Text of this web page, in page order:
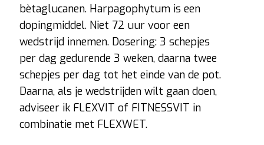
bètaglucanen. Harpagophytum is een
dopingmiddel. Niet 72 uur voor een
wedstrijd innemen. Dosering: 3 schepjes
per dag gedurende 3 weken, daarna twee
schepjes per dag tot het einde van de pot.
Daarna, als je wedstrijden wilt gaan doen,
adviseer ik FLEXVIT of FITNESSVIT in
combinatie met FLEXWET.